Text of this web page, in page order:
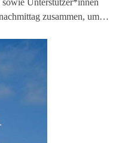
zusammen, um…